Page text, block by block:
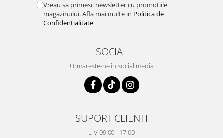
Vreau sa primesc newsletter cu promotiile
magazinului. Afla mai multe in Politica de
Confidentialitate
SOCIAL
Urmareste-ne in social media
SUPORT CLIENTI
L-V 09:00 - 17:00